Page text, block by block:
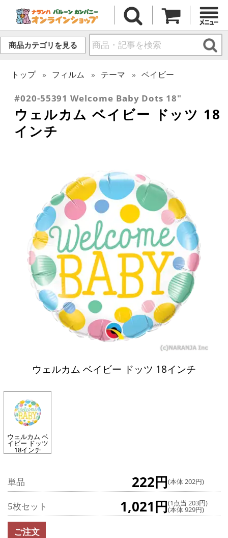
商品カテゴリを見る
トップ フィルム テーマ ベイビー
#020-55391 Welcome Baby Dots 18"
ウェルカム ベイビー ドッツ 18
インチ
ウェルカム ベイビー ドッツ 18インチ
ウェルカム ベ
イビー ドッツ
18インチ
単品 222円(本体 202円)
5枚セット 1,021円(1点当 203円)
(本体 929円)
ご注文